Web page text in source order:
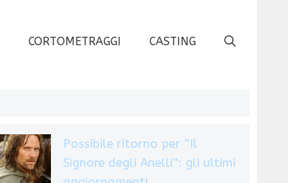
CORTOMETRAGGI CASTING
Possibile ritorno per “Il
Signore degli Anelli”: gli ultimi